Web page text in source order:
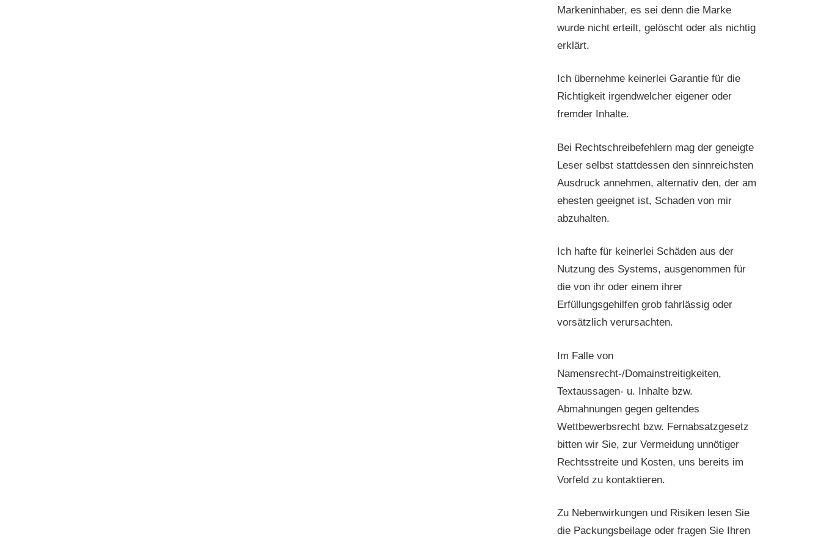
Markeninhaber, es sei denn die Marke
wurde nicht erteilt, gelöscht oder als nichtig
erklärt.
Ich übernehme keinerlei Garantie für die
Richtigkeit irgendwelcher eigener oder
fremder Inhalte.
Bei Rechtschreibefehlern mag der geneigte
Leser selbst stattdessen den sinnreichsten
Ausdruck annehmen, alternativ den, der am
ehesten geeignet ist, Schaden von mir
abzuhalten.
Ich hafte für keinerlei Schäden aus der
Nutzung des Systems, ausgenommen für
die von ihr oder einem ihrer
Erfüllungsgehilfen grob fahrlässig oder
vorsätzlich verursachten.
Im Falle von
Namensrecht-/Domainstreitigkeiten,
Textaussagen- u. Inhalte bzw.
Abmahnungen gegen geltendes
Wettbewerbsrecht bzw. Fernabsatzgesetz
bitten wir Sie, zur Vermeidung unnötiger
Rechtsstreite und Kosten, uns bereits im
Vorfeld zu kontaktieren.
Zu Nebenwirkungen und Risiken lesen Sie
die Packungsbeilage oder fragen Sie Ihren